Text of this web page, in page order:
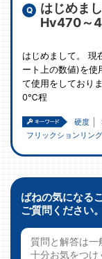
はじめま
Hv470～
はじめまして。
ート上の数値)を使
て使用をしており
0℃程
硬度
フリックションリング
ばねの気になる
ご質問ください。